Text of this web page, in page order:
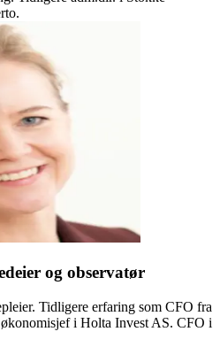
og observatør
Tidligere erfaring som CFO fra
i Holta Invest AS. CFO i